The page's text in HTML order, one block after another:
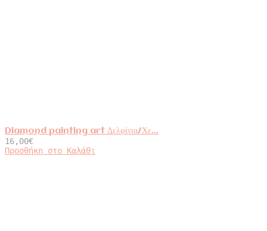
Diamond painting art Δελφίνια/Χε...
16,00€
Προσθήκη στο Καλάθι